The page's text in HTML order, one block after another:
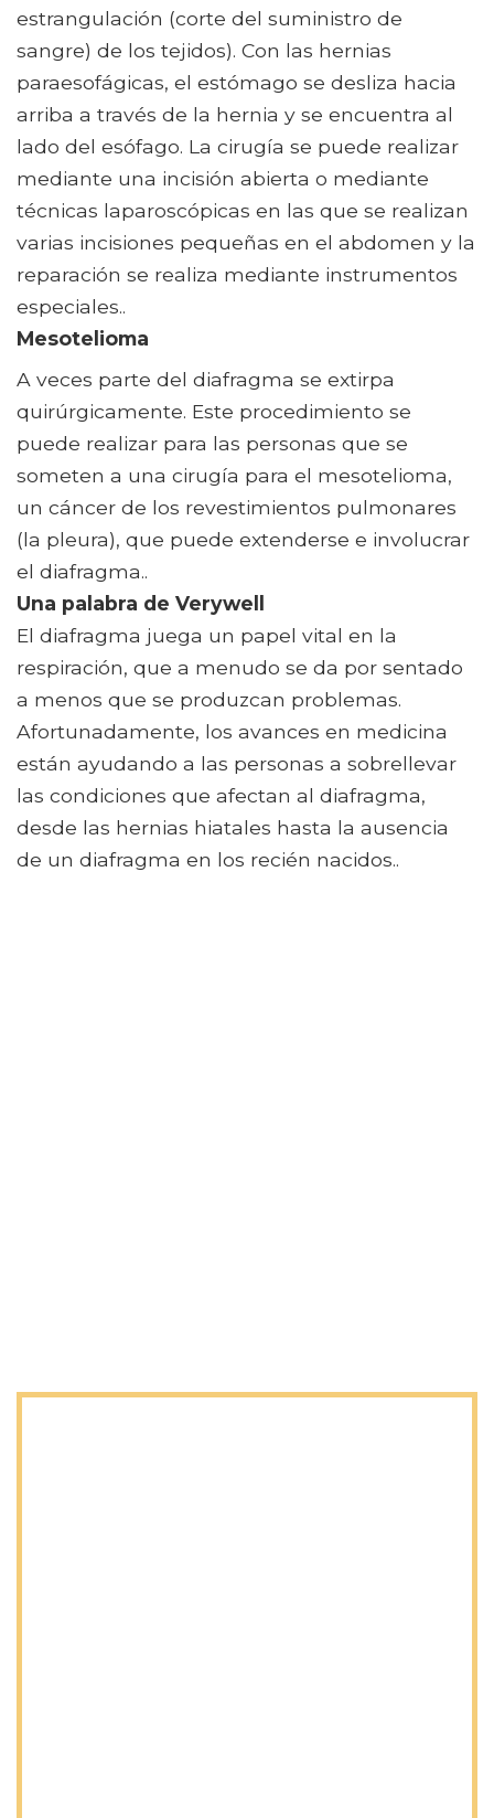
estrangulación (corte del suministro de
sangre) de los tejidos). Con las hernias
paraesofágicas, el estómago se desliza hacia
arriba a través de la hernia y se encuentra al
lado del esófago. La cirugía se puede realizar
mediante una incisión abierta o mediante
técnicas laparoscópicas en las que se realizan
varias incisiones pequeñas en el abdomen y la
reparación se realiza mediante instrumentos
especiales..
Mesotelioma
A veces parte del diafragma se extirpa
quirúrgicamente. Este procedimiento se
puede realizar para las personas que se
someten a una cirugía para el mesotelioma,
un cáncer de los revestimientos pulmonares
(la pleura), que puede extenderse e involucrar
el diafragma..
Una palabra de Verywell
El diafragma juega un papel vital en la
respiración, que a menudo se da por sentado
a menos que se produzcan problemas.
Afortunadamente, los avances en medicina
están ayudando a las personas a sobrellevar
las condiciones que afectan al diafragma,
desde las hernias hiatales hasta la ausencia
de un diafragma en los recién nacidos..